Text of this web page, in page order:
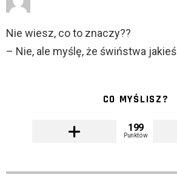
Nie wiesz, co to znaczy??
– Nie, ale myślę, że świństwa jakieś
CO MYŚLISZ?
199
Punktów